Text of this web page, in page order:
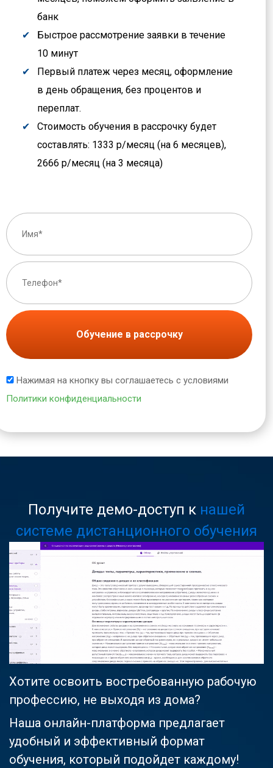
банк
Быстрое рассмотрение заявки в течение
10 минут
Первый платеж через месяц, оформление
в день обращения, без процентов и
переплат.
Стоимость обучения в рассрочку будет
составлять: 1333 р/месяц (на 6 месяцев),
2666 р/месяц (на 3 месяца)
Обучение в рассрочку
Нажимая на кнопку вы соглашаетесь с условиями
Политики конфиденциальности
Получите демо-доступ к нашей
системе дистанционного обучения
Хотите освоить востребованную рабочую
профессию, не выходя из дома?
Наша онлайн-платформа предлагает
удобный и эффективный формат
обучения, который подойдет каждому!